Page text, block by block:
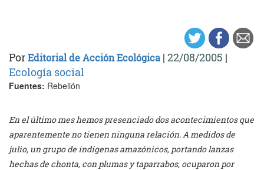
PorEditorial de Acción Ecológica | 22/08/2005 |
Ecología social
Fuentes: Rebelión
En el último mes hemos presenciado dos acontecimientos que
aparentemente no tienen ninguna relación. A medidos de
julio, un grupo de indígenas amazónicos, portando lanzas
hechas de chonta, con plumas y taparrabos, ocuparon por